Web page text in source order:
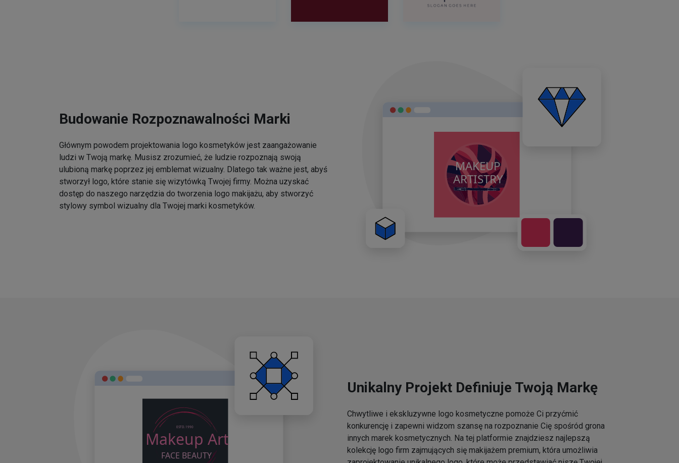
Budowanie Rozpoznawalności Marki
Głównym powodem projektowania logo kosmetyków jest zaangażowanie
ludzi w Twoją markę. Musisz zrozumieć, że ludzie rozpoznają swoją
ulubioną markę poprzez jej emblemat wizualny. Dlatego tak ważne jest, abyś
stworzył logo, które stanie się wizytówką Twojej firmy. Można uzyskać
dostęp do naszego narzędzia do tworzenia logo makijażu, aby stworzyć
stylowy symbol wizualny dla Twojej marki kosmetyków.
Unikalny Projekt Definiuje Twoją Markę
Chwytliwe i ekskluzywne logo kosmetyczne pomoże Ci przyćmić
konkurencję i zapewni widzom szansę na rozpoznanie Cię spośród grona
innych marek kosmetycznych. Na tej platformie znajdziesz najlepszą
kolekcję logo firm zajmujących się makijażem premium, która umożliwia